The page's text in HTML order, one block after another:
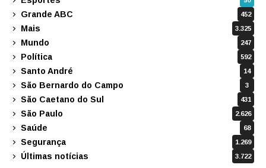
Grande ABC 452
Mais 3.325
Mundo 247
Política 592
Santo André 14
São Bernardo do Campo 3
São Caetano do Sul 431
São Paulo 2.626
Saúde 68
Segurança 1.269
Últimas notícias 3.722